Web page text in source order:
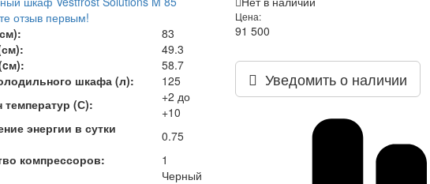
отзыв первым!
83
49.3
58.7
шкафа (л):
125
температур (С):
+2 до
+10
энергии в сутки
0.75
компрессоров:
1
Черный
Цена:
91 500
Уведомить о наличии